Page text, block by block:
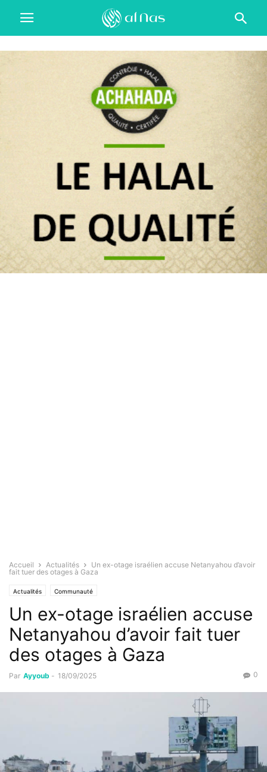
Accueil Actualités
Un ex-otage israélien accuse Netanyahou d’avoir
fait tuer des otages à Gaza
Actualités Communauté
Un ex-otage israélien accuse
Netanyahou d’avoir fait tuer
des otages à Gaza
Par Ayyoub - 18/09/2025 0